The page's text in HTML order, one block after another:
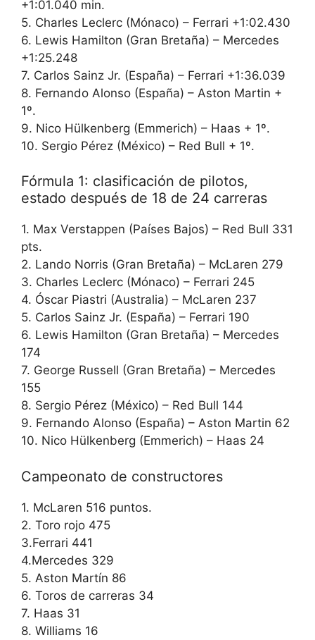
+1:01.040 min.
5. Charles Leclerc (Mónaco) – Ferrari +1:02.430
6. Lewis Hamilton (Gran Bretaña) – Mercedes
+1:25.248
7. Carlos Sainz Jr. (España) – Ferrari +1:36.039
8. Fernando Alonso (España) – Aston Martin +
1º.
9. Nico Hülkenberg (Emmerich) – Haas + 1º.
10. Sergio Pérez (México) – Red Bull + 1º.
Fórmula 1: clasificación de pilotos,
estado después de 18 de 24 carreras
1. Max Verstappen (Países Bajos) – Red Bull 331
pts.
2. Lando Norris (Gran Bretaña) – McLaren 279
3. Charles Leclerc (Mónaco) – Ferrari 245
4. Óscar Piastri (Australia) – McLaren 237
5. Carlos Sainz Jr. (España) – Ferrari 190
6. Lewis Hamilton (Gran Bretaña) – Mercedes
174
7. George Russell (Gran Bretaña) – Mercedes
155
8. Sergio Pérez (México) – Red Bull 144
9. Fernando Alonso (España) – Aston Martin 62
10. Nico Hülkenberg (Emmerich) – Haas 24
Campeonato de constructores
1. McLaren 516 puntos.
2. Toro rojo 475
3.Ferrari 441
4.Mercedes 329
5. Aston Martín 86
6. Toros de carreras 34
7. Haas 31
8. Williams 16